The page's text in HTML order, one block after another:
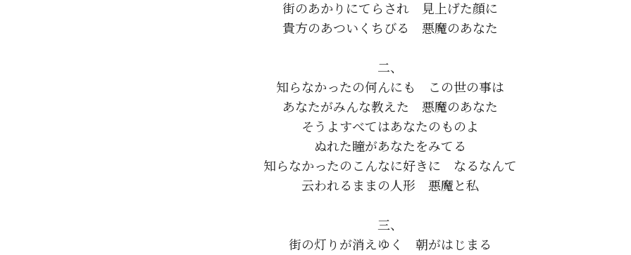
街のあかりにてらされ　見上げた顔に
貴方のあついくちびる　悪魔のあなた
二、
知らなかったの何んにも　この世の事は
あなたがみんな教えた　悪魔のあなた
そうよすべてはあなたのものよ
ぬれた瞳があなたをみてる
知らなかったのこんなに好きに　なるなんて
云われるままの人形　悪魔と私
三、
街の灯りが消えゆく　朝がはじまる